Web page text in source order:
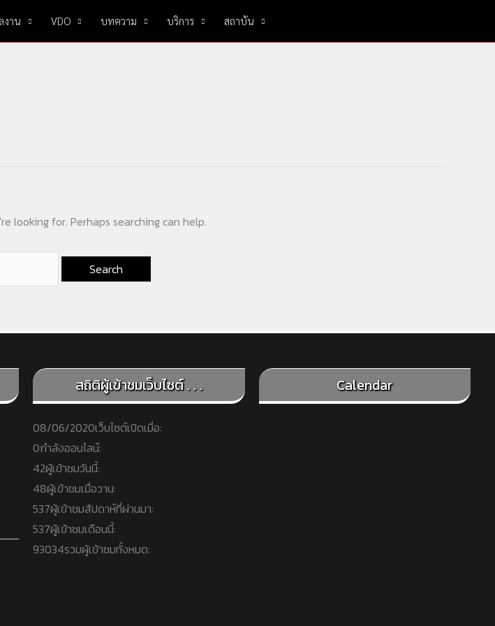
งาน VDO บทความ บริการ สถาบัน
looking for. Perhaps searching can help.
สถิติผู้เข้าชมเว็บไซต์ . . .
08/06/2020เว็บไซต์เปิดเมื่อ:
0กำลังออนไลน์:
42ผู้เข้าชมวันนี้:
48ผู้เข้าชมเมื่อวาน:
537ผู้เข้าชมสัปดาห์ที่ผ่านมา:
537ผู้เข้าชมเดือนนี้:
93034รวมผู้เข้าชมทั้งหมด:
Calendar